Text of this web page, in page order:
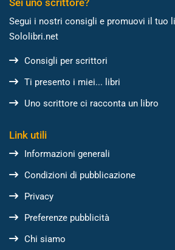
Segui i nostri consigli e promuovi il tuo
Sololibri.net
Consigli per scrittori
Ti presento i miei... libri
Uno scrittore ci racconta un libro
Link utili
Informazioni generali
Condizioni di pubblicazione
Privacy
Preferenze pubblicità
Chi siamo